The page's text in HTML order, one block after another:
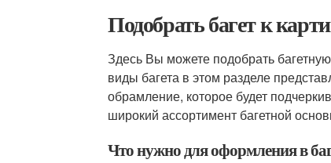
Подобрать багет к
Здесь Вы можете подобрать
виды багета в этом разделе
обрамление, которое будет
широкий ассортимент багетной
Что нужно для оформления в